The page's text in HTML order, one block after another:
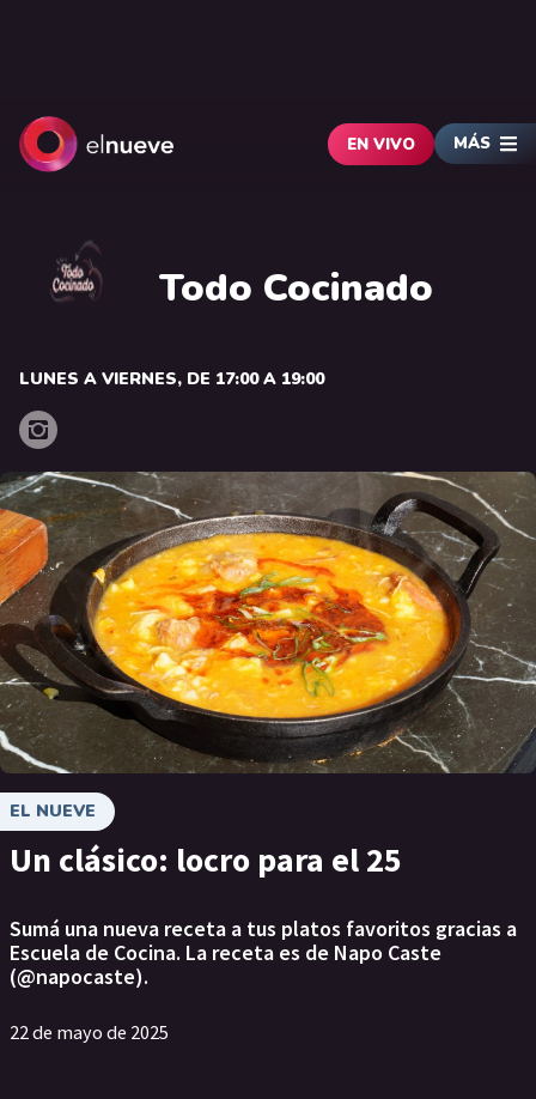
EN VIVO MÁS
Todo Cocinado
LUNES A VIERNES, DE 17:00 A 19:00
EL NUEVE
Un clásico: locro para el 25
Sumá una nueva receta a tus platos favoritos gracias a
Escuela de Cocina. La receta es de Napo Caste
(@napocaste).
22 de mayo de 2025